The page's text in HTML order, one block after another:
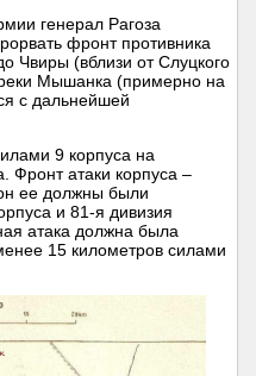
генерал Рагоза
фронт противника
Чвиры (вблизи от Слуцкого
Мышанка (примерно на
с дальнейшей
9 корпуса на
Фронт атаки корпуса –
ее должны были
и 81-я дивизия
атака должна была
15 километров силами